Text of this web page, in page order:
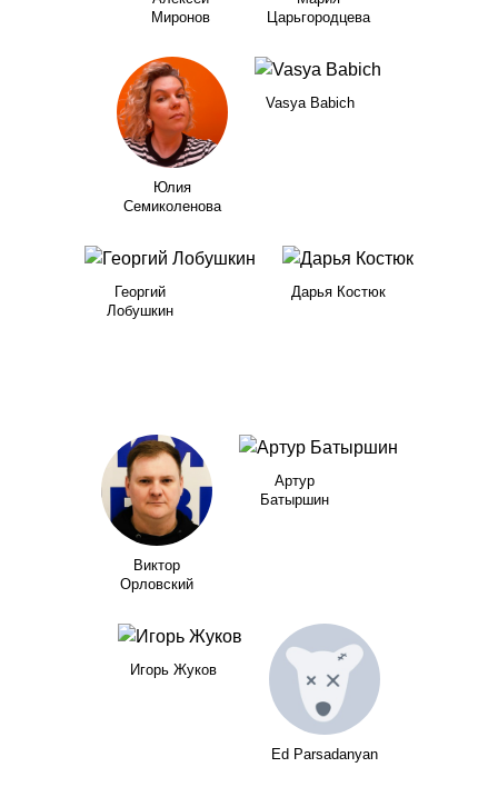
Миронов
Царьгородцева
Юлия
Семиколенова
Vasya Babich
Георгий
Лобушкин
Дарья Костюк
Виктор
Орловский
Артур
Батыршин
Игорь Жуков
Ed Parsadanyan